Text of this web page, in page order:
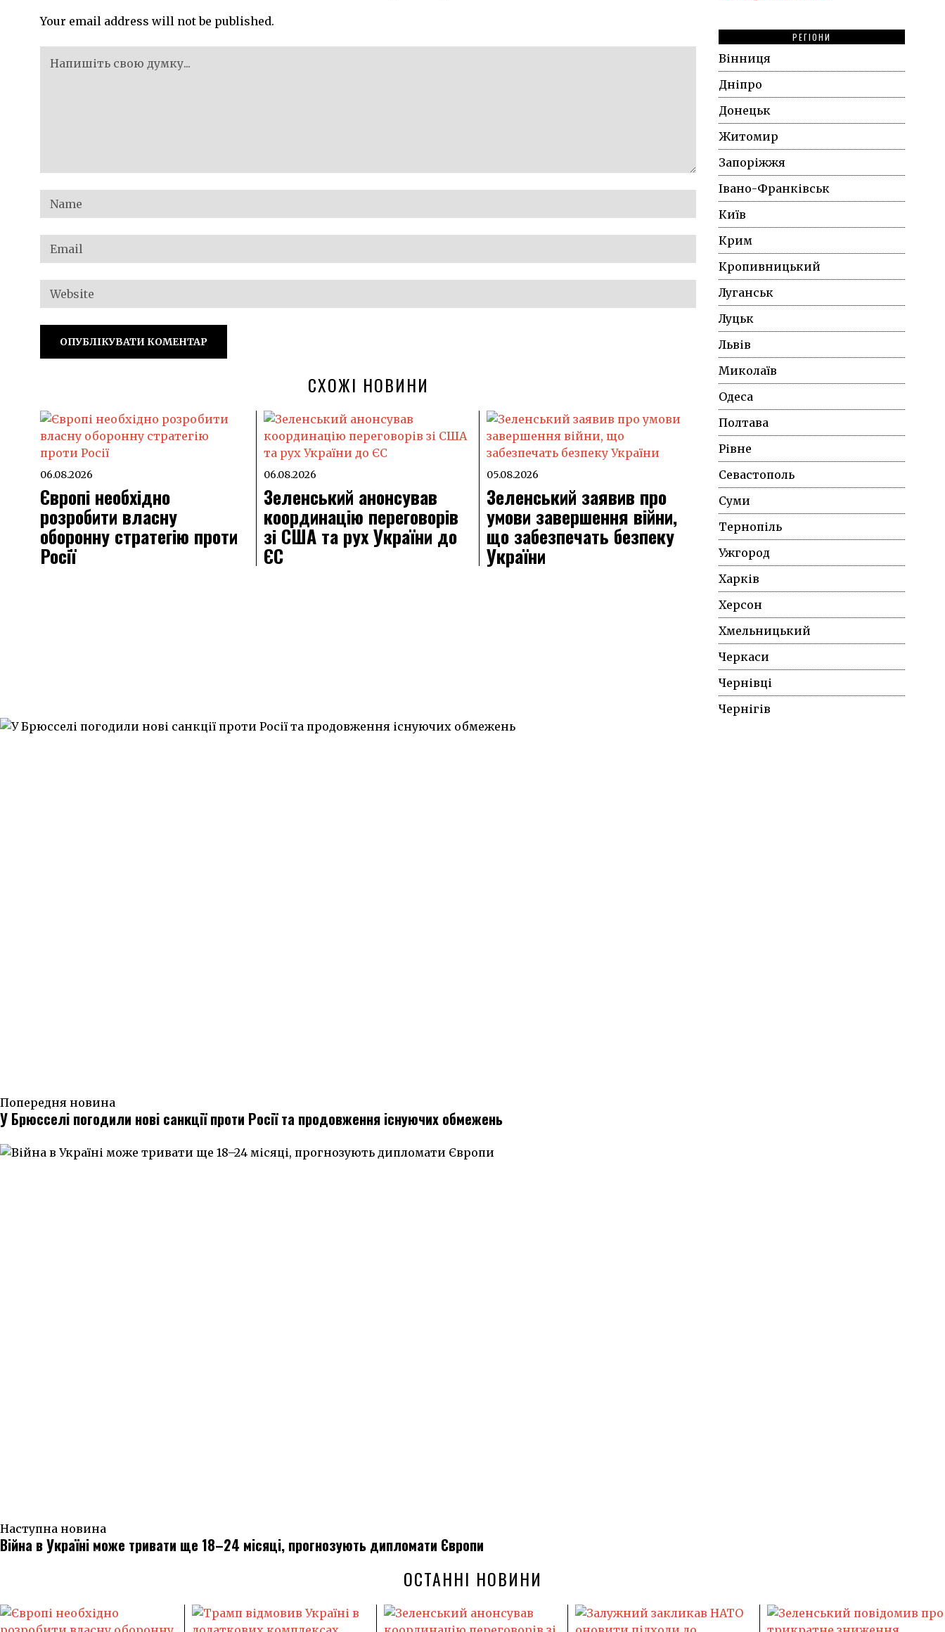
Your email address will not be published.
СХОЖІ НОВИНИ
06.08.2026
Європі необхідно
розробити власну
оборонну стратегію проти
Росії
06.08.2026
Зеленський анонсував
координацію переговорів
зі США та рух України до
ЄС
05.08.2026
Зеленський заявив про
умови завершення війни,
що забезпечать безпеку
України
РЕГІОНИ
Вінниця
Дніпро
Донецьк
Житомир
Запоріжжя
Івано-Франківськ
Київ
Крим
Кропивницький
Луганськ
Луцьк
Львів
Миколаїв
Одеса
Полтава
Рівне
Севастополь
Суми
Тернопіль
Ужгород
Харків
Херсон
Хмельницький
Черкаси
Чернівці
Чернігів
Попередня новина
У Брюсселі погодили нові санкції проти Росії та продовження існуючих обмежень
Наступна новина
Війна в Україні може тривати ще 18–24 місяці, прогнозують дипломати Європи
ОСТАННІ НОВИНИ